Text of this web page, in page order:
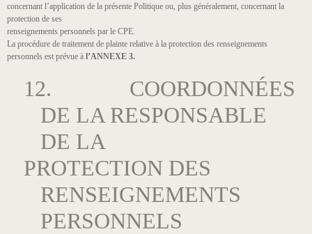
concernant l’application de la présente Politique ou, plus généralement, concernant la
protection de ses
renseignements personnels par le CPE.
La procédure de traitement de plainte relative à la protection des renseignements
personnels est prévue à l’ANNEXE 3.
12. COORDONNÉES
DE LA RESPONSABLE
DE LA
PROTECTION DES
RENSEIGNEMENTS
PERSONNELS